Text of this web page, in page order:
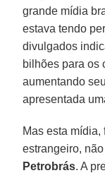
grande mídia
estava tendo
divulgados
bilhões para os
aumentando
apresentada
Mas esta mídia,
estrangeiro,
Petrobrás. A